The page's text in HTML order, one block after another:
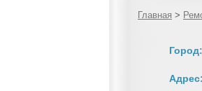
Главная >
Город:
Адрес: